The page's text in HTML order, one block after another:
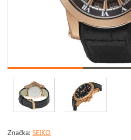
Značka: SEIKO